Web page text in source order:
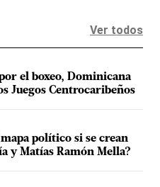
Ver todos
el boxeo, Dominicana
Juegos Centrocaribeños
político si se crean
y Matías Ramón Mella?